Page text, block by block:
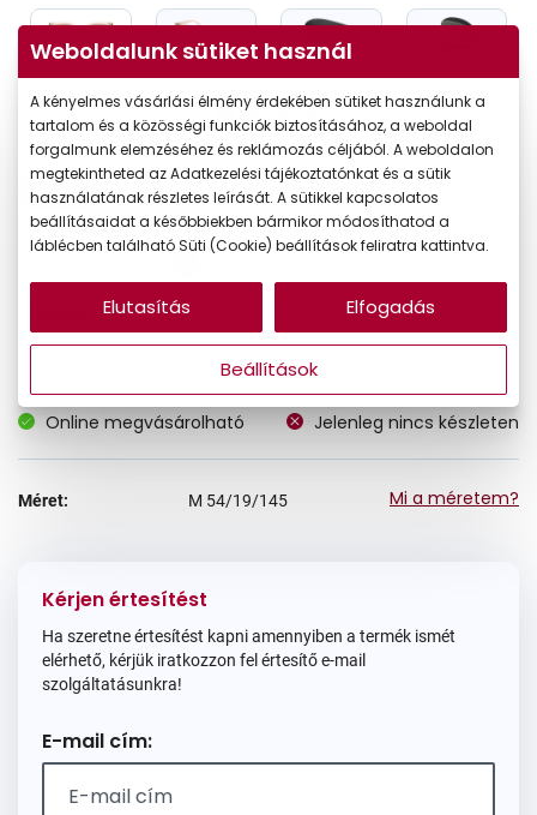
-35%
15.009 Ft
Online megvásárolható Jelenleg nincs készleten
Méret: M 54/19/145 Mi a méretem?
Kérjen értesítést
Ha szeretne értesítést kapni amennyiben a termék ismét
elérhető, kérjük iratkozzon fel értesítő e-mail
szolgáltatásunkra!
E-mail cím:
Weboldalunk sütiket használ
A kényelmes vásárlási élmény érdekében sütiket használunk a
tartalom és a közösségi funkciók biztosításához, a weboldal
forgalmunk elemzéséhez és reklámozás céljából. A weboldalon
megtekintheted az Adatkezelési tájékoztatónkat és a sütik
használatának részletes leírását. A sütikkel kapcsolatos
beállításaidat a későbbiekben bármikor módosíthatod a
láblécben található Süti (Cookie) beállítások feliratra kattintva.
Beállítások
Elutasítás Elfogadás